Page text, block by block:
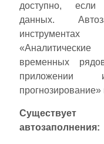
доступно, если
данных.
инструментах
временных
Существует
автозаполнения: